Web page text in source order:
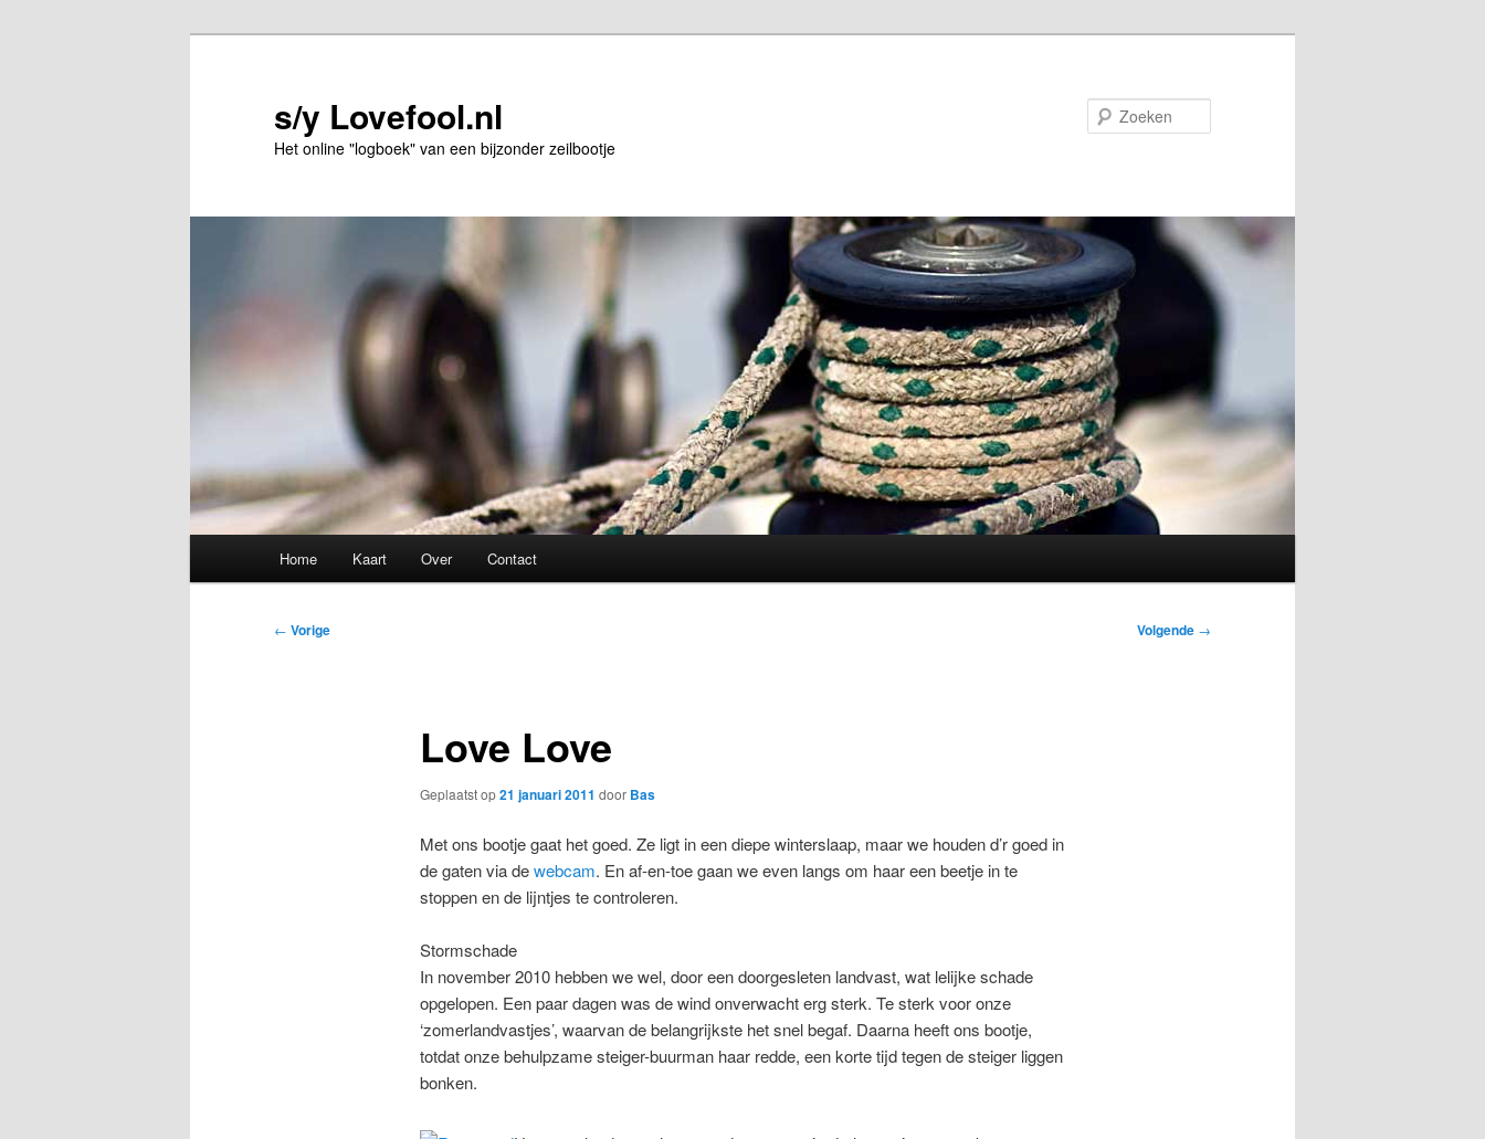
s/y Lovefool.nl
Het online "logboek" van een bijzonder zeilbootje
Home Kaart Over Contact
Bericht
← Vorige Volgende →
Love Love
Geplaatst op21 januari 2011 door Bas
Met ons bootje gaat het goed. Ze ligt in een diepe winterslaap, maar we houden d’r goed in
de gaten via dewebcam. En af-en-toe gaan we even langs om haar een beetje in te
stoppen en de lijntjes te controleren.
Stormschade
In november 2010 hebben we wel, door een doorgesleten landvast, wat lelijke schade
opgelopen. Een paar dagen was de wind onverwacht erg sterk. Te sterk voor onze
‘zomerlandvastjes’, waarvan de belangrijkste het snel begaf. Daarna heeft ons bootje,
totdat onze behulpzame steiger-buurman haar redde, een korte tijd tegen de steiger liggen
bonken.